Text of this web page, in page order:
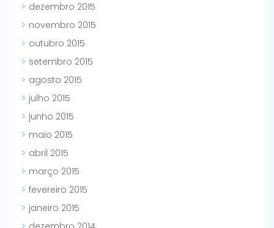
dezembro 2015
novembro 2015
outubro 2015
setembro 2015
agosto 2015
julho 2015
junho 2015
maio 2015
abril 2015
março 2015
fevereiro 2015
janeiro 2015